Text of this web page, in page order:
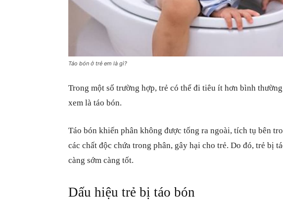
Táo bón ở trẻ em là gì?
Trong một số trường hợp, trẻ có thể đi tiêu ít hơn bình
xem là táo bón.
Táo bón khiến phân không được tống ra ngoài, tích tụ bên
các chất độc chứa trong phân, gây hại cho trẻ. Do đó, trẻ bị
càng sớm càng tốt.
Dấu hiệu trẻ bị táo bón